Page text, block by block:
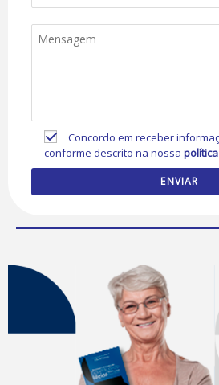
Concordo em receber
conforme descrito na nossa